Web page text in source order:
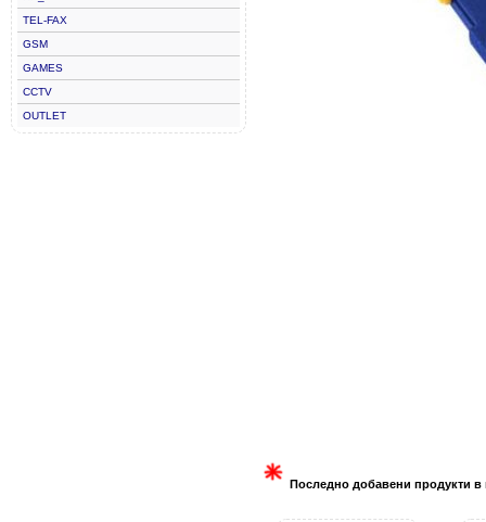
TEL-FAX
GSM
GAMES
CCTV
OUTLET
Последно добавени продукти в